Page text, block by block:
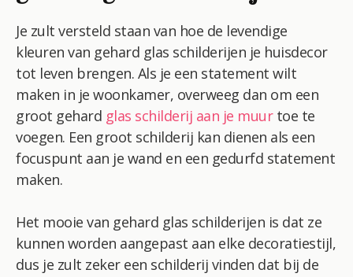
Je zult versteld staan ​​van hoe de levendige
kleuren van gehard glas schilderijen je huisdecor
tot leven brengen. Als je een statement wilt
maken in je woonkamer, overweeg dan om een ​​
groot gehard glas schilderij aan je muurtoe te
voegen. Een groot schilderij kan dienen als een
focuspunt aan je wand en een gedurfd statement
maken.
Het mooie van gehard glas schilderijen is dat ze
kunnen worden aangepast aan elke decoratiestijl,
dus je zult zeker een schilderij vinden dat bij de